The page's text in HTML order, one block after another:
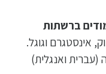
ברשתות
אינסטגרם וגוגל.
(עברית ואנגלית)